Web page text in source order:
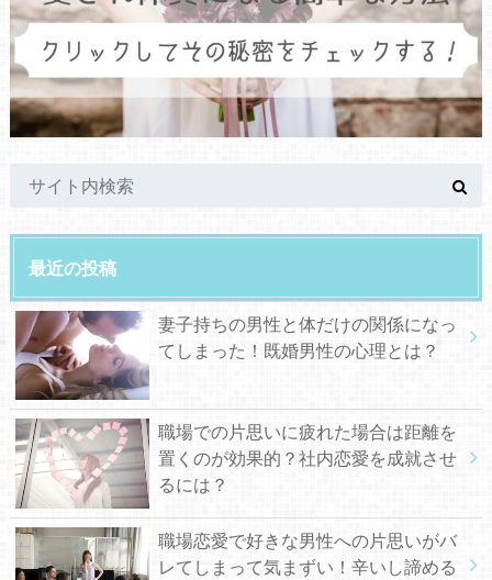
最近の投稿
妻子持ちの男性と体だけの関係になっ
てしまった！既婚男性の心理とは？
職場での片思いに疲れた場合は距離を
置くのが効果的？社内恋愛を成就させ
るには？
職場恋愛で好きな男性への片思いがバ
レてしまって気まずい！辛いし諦める